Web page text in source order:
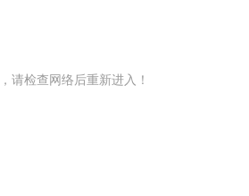
请检查网络后重新进入！